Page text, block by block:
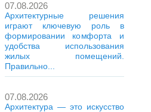
07.08.2026
Архитектурные решения
играют ключевую роль в
формировании комфорта и
удобства использования
жилых помещений.
Правильно...
07.08.2026
Архитектура — это искусство